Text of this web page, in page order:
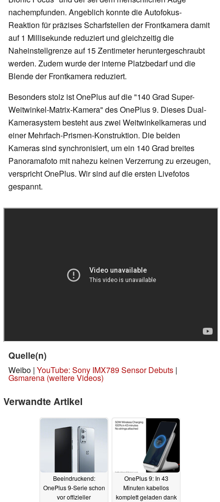
nachempfunden. Angeblich konnte die Autofokus-
Reaktion für präzises Scharfstellen der Frontkamera damit
auf 1 Millisekunde reduziert und gleichzeitig die
Naheinstellgrenze auf 15 Zentimeter heruntergeschraubt
werden. Zudem wurde der interne Platzbedarf und die
Blende der Frontkamera reduziert.
Besonders stolz ist OnePlus auf die "140 Grad Super-
Weitwinkel-Matrix-Kamera" des OnePlus 9. Dieses Dual-
Kamerasystem besteht aus zwei Weitwinkelkameras und
einer Mehrfach-Prismen-Konstruktion. Die beiden
Kameras sind synchronisiert, um ein 140 Grad breites
Panoramafoto mit nahezu keinen Verzerrung zu erzeugen,
verspricht OnePlus. Wir sind auf die ersten Livefotos
gespannt.
Quelle(n)
Weibo | YouTube: Sony IMX789 Sensor Debuts |
Gsmarena (weitere Videos)
Verwandte Artikel
Beeindruckend:
OnePlus 9-Serie schon
vor offizieller
OnePlus 9: In 43
Minuten kabellos
komplett geladen dank